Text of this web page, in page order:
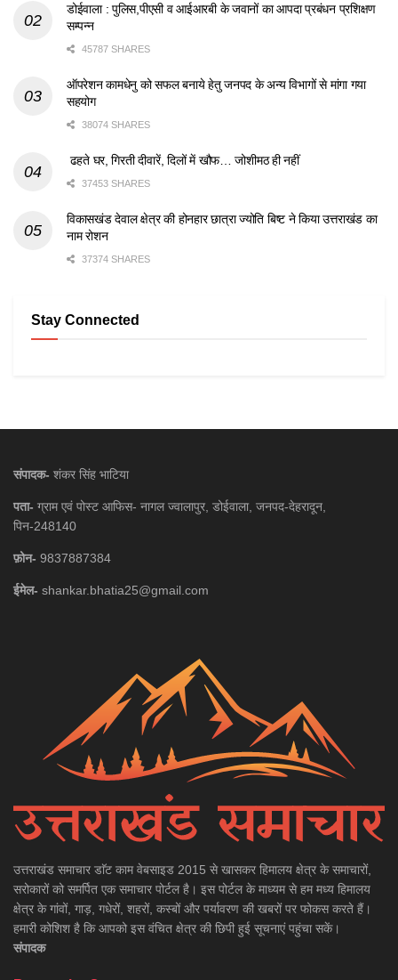
डोईवाला : पुलिस,पीएसी व आईआरबी के जवानों का आपदा प्रबंधन प्रशिक्षण
सम्पन्न
45787 SHARES
ऑपरेशन कामधेनु को सफल बनाये हेतु जनपद के अन्य विभागों से मांगा गया
सहयोग
38074 SHARES
ढहते घर, गिरती दीवारें, दिलों में खौफ… जोशीमठ ही नहीं
37453 SHARES
विकासखंड देवाल क्षेत्र की होनहार छात्रा ज्योति बिष्ट ने किया उत्तराखंड का
नाम रोशन
37374 SHARES
Stay Connected
संपादक- शंकर सिंह भाटिया
पता- ग्राम एवं पोस्ट आफिस- नागल ज्वालापुर, डोईवाला, जनपद-देहरादून,
पिन-248140
फ़ोन- 9837887384
ईमेल- shankar.bhatia25@gmail.com
उत्तराखंड समाचार डाॅट काम वेबसाइड 2015 से खासकर हिमालय क्षेत्र के समाचारों,
सरोकारों को समर्पित एक समाचार पोर्टल है। इस पोर्टल के माध्यम से हम मध्य हिमालय
क्षेत्र के गांवों, गाड़, गधेरों, शहरों, कस्बों और पर्यावरण की खबरों पर फोकस करते हैं।
हमारी कोशिश है कि आपको इस वंचित क्षेत्र की छिपी हुई सूचनाएं पहुंचा सकें।
संपादक